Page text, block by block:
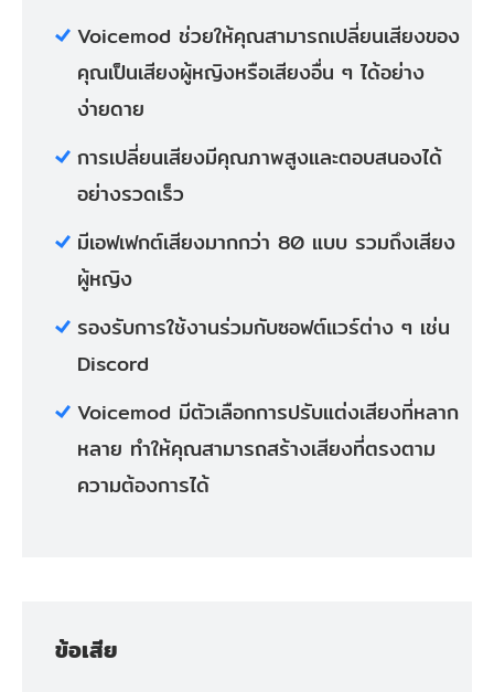
Voicemod ช่วยให้คุณสามารถเปลี่ยนเสียงของ
คุณเป็นเสียงผู้หญิงหรือเสียงอื่น ๆ ได้อย่าง
ง่ายดาย
การเปลี่ยนเสียงมีคุณภาพสูงและตอบสนองได้
อย่างรวดเร็ว
มีเอฟเฟกต์เสียงมากกว่า 80 แบบ รวมถึงเสียง
ผู้หญิง
รองรับการใช้งานร่วมกับซอฟต์แวร์ต่าง ๆ เช่น
Discord
Voicemod มีตัวเลือกการปรับแต่งเสียงที่หลาก
หลาย ทำให้คุณสามารถสร้างเสียงที่ตรงตาม
ความต้องการได้
ข้อเสีย